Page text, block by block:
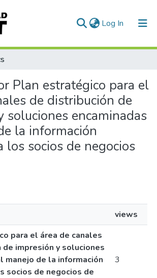
Log In (current)
Plan estratégico para el
de distribución de
soluciones encaminadas
la información
los socios de negocios
views
para el área de canales
impresión y soluciones
manejo de la información
socios de negocios de
3